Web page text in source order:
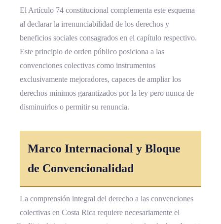
El Artículo 74 constitucional complementa este esquema
al declarar la irrenunciabilidad de los derechos y
beneficios sociales consagrados en el capítulo respectivo.
Este principio de orden público posiciona a las
convenciones colectivas como instrumentos
exclusivamente mejoradores, capaces de ampliar los
derechos mínimos garantizados por la ley pero nunca de
disminuirlos o permitir su renuncia.
Marco Internacional y Bloque
de Convencionalidad
La comprensión integral del derecho a las convenciones
colectivas en Costa Rica requiere necesariamente el